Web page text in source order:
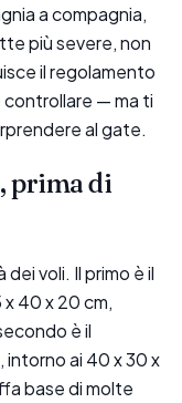
a compagnia,
più severe, non
il regolamento
— ma ti
al gate.
prima di
voli. Il primo è il
40 x 20 cm,
è il
ai 40 x 30 x
base di molte